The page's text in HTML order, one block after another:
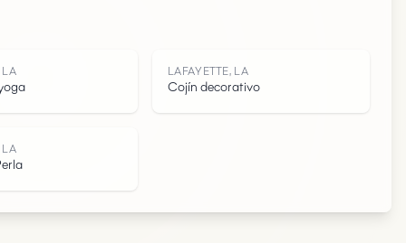
LA LAFAYETTE, LA
Cojín decorativo
LA